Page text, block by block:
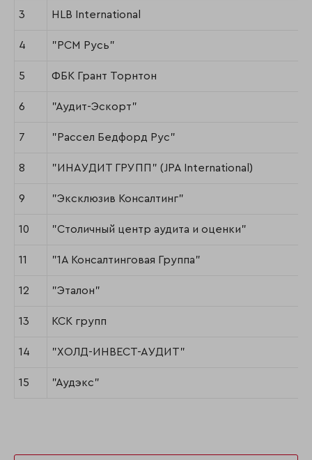
3 HLB International
4 "РСМ Русь"
5 ФБК Грант Торнтон
6 "Аудит-Эскорт"
7 "Рассел Бедфорд Рус"
8 "ИНАУДИТ ГРУПП" (JPA International)
9 "Эксклюзив Консалтинг"
10 "Столичный центр аудита и оценки"
11 "1А Консалтинговая Группа"
12 "Эталон"
13 КСК групп
14 "ХОЛД-ИНВЕСТ-АУДИТ"
15 "Аудэкс"